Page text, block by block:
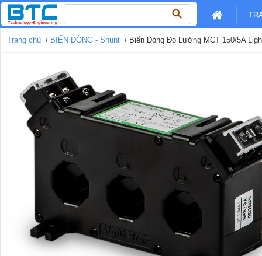
kiếm
cho:
Trang chủ / BIẾN DÒNG - Shunt / Biến Dòng Đo Lường MCT 150/5A